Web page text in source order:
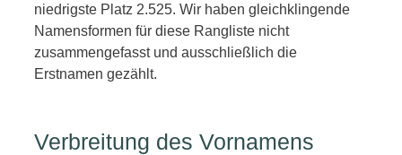
niedrigste Platz 2.525. Wir haben gleichklingende
Namensformen für diese Rangliste nicht
zusammengefasst und ausschließlich die
Erstnamen gezählt.
Verbreitung des Vornamens